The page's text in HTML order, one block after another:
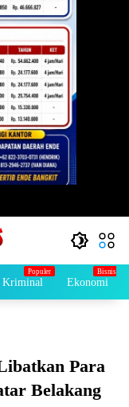
Kriminal Ekonomi
Para
Belakang